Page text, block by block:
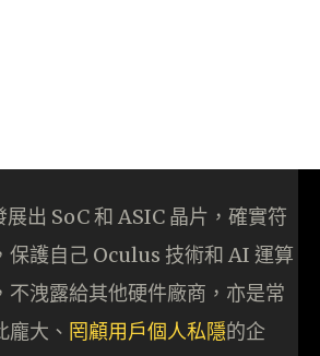
出 SoC 和 ASIC 晶片，確實符
保護自己 Oculus 技術和 AI 運算
不洩露給其他硬件廠商，亦是常
大、 罔顧用戶個人私隱的企